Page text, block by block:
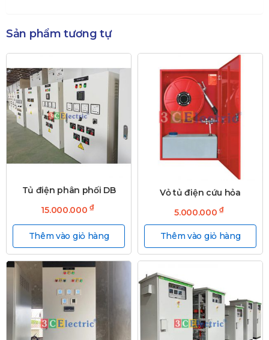
Sản phẩm tương tự
Tủ điện phân phối DB
15.000.000₫
Thêm vào giỏ hàng
Vỏ tủ điện cứu hỏa
5.000.000₫
Thêm vào giỏ hàng